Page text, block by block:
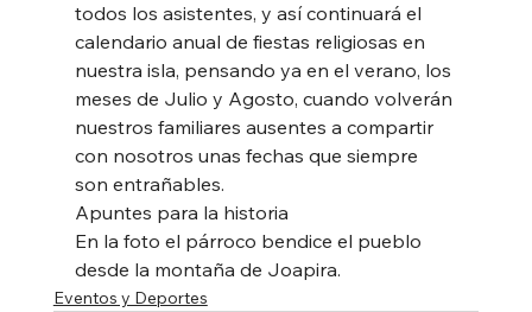
todos los asistentes, y así continuará el
calendario anual de fiestas religiosas en
nuestra isla, pensando ya en el verano, los
meses de Julio y Agosto, cuando volverán
nuestros familiares ausentes a compartir
con nosotros unas fechas que siempre
son entrañables.
Apuntes para la historia
En la foto el párroco bendice el pueblo
desde la montaña de Joapira.
Eventos y Deportes